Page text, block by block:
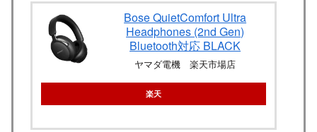
Bose QuietComfort Ultra
Headphones (2nd Gen)
Bluetooth対応 BLACK
ヤマダ電機 楽天市場店
楽天